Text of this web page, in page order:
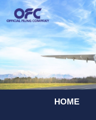
HOME